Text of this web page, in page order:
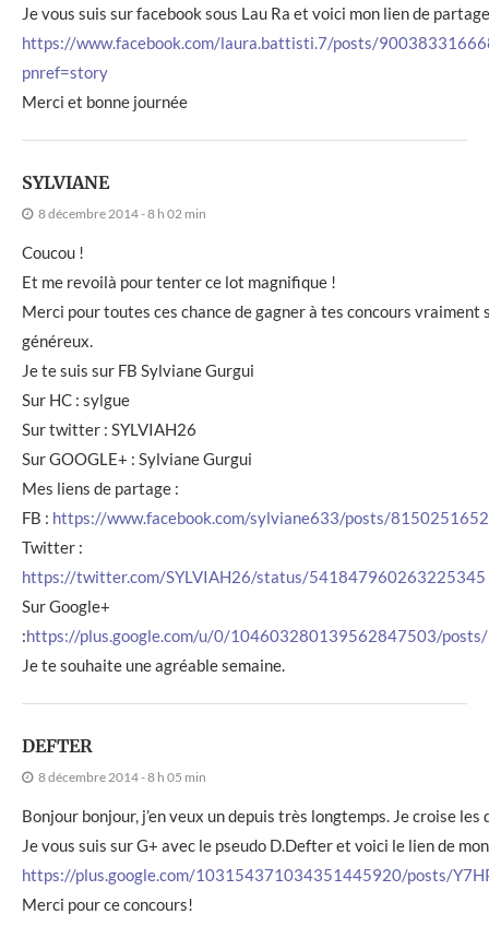
Je vous suis sur facebook sous Lau Ra et voici mon lien de
https://www.facebook.com/laura.battisti.7/posts/
pnref=story
Merci et bonne journée
SYLVIANE
8 décembre 2014 - 8 h 02 min
Coucou !
Et me revoilà pour tenter ce lot magnifique !
Merci pour toutes ces chance de gagner à tes concours vraiment
généreux.
Je te suis sur FB Sylviane Gurgui
Sur HC : sylgue
Sur twitter : SYLVIAH26
Sur GOOGLE+ : Sylviane Gurgui
Mes liens de partage :
FB : https://www.facebook.com/sylviane633/posts/
Twitter :
https://twitter.com/SYLVIAH26/status/541847960263225345
Sur Google+
:https://plus.google.com/u/0/104603280139562847503/posts/
Je te souhaite une agréable semaine.
DEFTER
8 décembre 2014 - 8 h 05 min
Bonjour bonjour, j’en veux un depuis très longtemps. Je croise les
Je vous suis sur G+ avec le pseudo D.Defter et voici le lien de
https://plus.google.com/103154371034351445920/posts/
Merci pour ce concours!